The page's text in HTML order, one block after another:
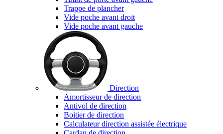
Trappe de plancher
Vide poche avant droit
Vide poche avant gauche
Direction
Amortisseur de direction
Antivol de direction
Boitier de direction
Calculateur direction assistée électrique